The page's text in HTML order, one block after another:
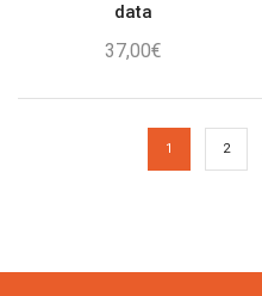
data
37,00€
1 2